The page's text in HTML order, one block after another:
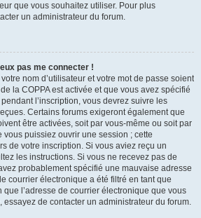
que vous souhaitez utiliser. Pour plus
un administrateur du forum.
pas me connecter !
nom d’utilisateur et votre mot de passe soient
la COPPA est activée et que vous avez spécifié
l’inscription, vous devrez suivre les
Certains forums exigeront également que
être activées, soit par vous-même ou soit par
vous puissiez ouvrir une session ; cette
de votre inscription. Si vous aviez reçu un
les instructions. Si vous ne recevez pas de
probablement spécifié une mauvaise adresse
courrier électronique a été filtré en tant que
que l’adresse de courrier électronique que vous
essayez de contacter un administrateur du forum.